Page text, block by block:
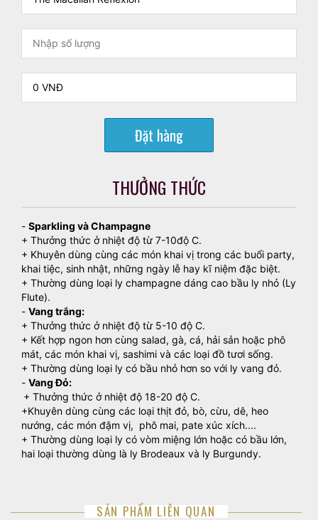
Đặt hàng
THƯỞNG THỨC
- Sparkling và Champagne
+ Thưởng thức ở nhiệt độ từ 7-10độ C.
+ Khuyên dùng cùng các món khai vị trong các buổi party,
khai tiệc, sinh nhật, những ngày lễ hay kĩ niệm đặc biệt.
+ Thường dùng loại ly champagne dáng cao bầu ly nhỏ (Ly
Flute).
- Vang trắng:
+ Thưởng thức ở nhiệt độ từ 5-10 độ C.
+ Kết hợp ngon hơn cùng salad, gà, cá, hải sản hoặc phô
mát, các món khai vị, sashimi và các loại đồ tươi sống.
+ Thường dùng loại ly có bầu nhỏ hơn so với ly vang đỏ.
- Vang Đỏ:
+ Thưởng thức ở nhiệt độ 18-20 độ C.
+Khuyên dùng cùng các loại thịt đỏ, bò, cừu, dê, heo
nướng, các món đậm vị, phô mai, pate xúc xích....
+ Thường dùng loại ly có vòm miệng lớn hoặc có bầu lớn,
hai loại thường dùng là ly Brodeaux và ly Burgundy.
SẢN PHẨM LIÊN QUAN